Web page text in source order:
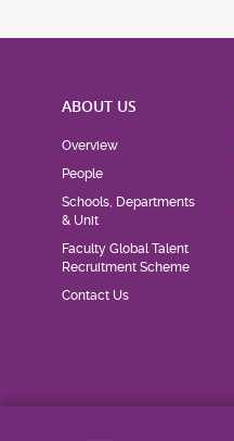
ABOUT US
Overview
People
Schools, Departments
& Unit
Faculty Global Talent
Recruitment Scheme
Contact Us